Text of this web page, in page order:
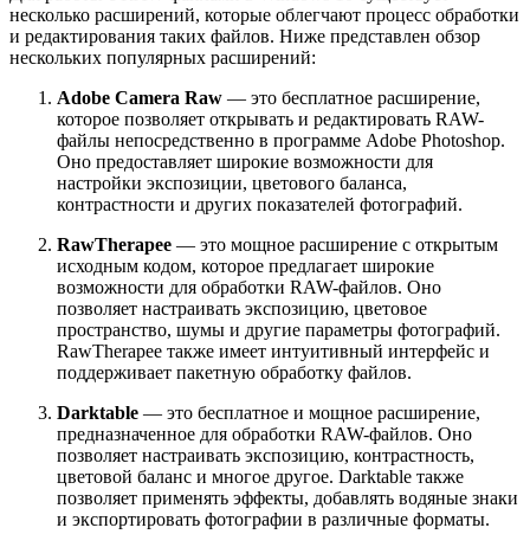
несколько расширений, которые облегчают процесс обработки
и редактирования таких файлов. Ниже представлен обзор
нескольких популярных расширений:
Adobe Camera Raw — это бесплатное расширение,
которое позволяет открывать и редактировать RAW-
файлы непосредственно в программе Adobe Photoshop.
Оно предоставляет широкие возможности для
настройки экспозиции, цветового баланса,
контрастности и других показателей фотографий.
RawTherapee — это мощное расширение с открытым
исходным кодом, которое предлагает широкие
возможности для обработки RAW-файлов. Оно
позволяет настраивать экспозицию, цветовое
пространство, шумы и другие параметры фотографий.
RawTherapee также имеет интуитивный интерфейс и
поддерживает пакетную обработку файлов.
Darktable — это бесплатное и мощное расширение,
предназначенное для обработки RAW-файлов. Оно
позволяет настраивать экспозицию, контрастность,
цветовой баланс и многое другое. Darktable также
позволяет применять эффекты, добавлять водяные знаки
и экспортировать фотографии в различные форматы.